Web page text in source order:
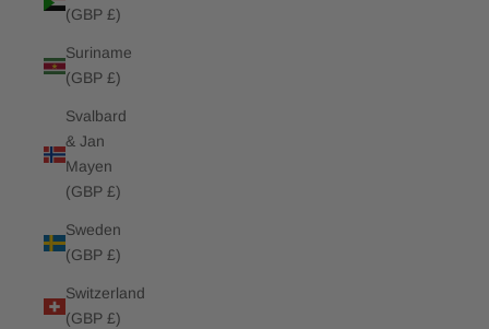
(GBP £)
Suriname
(GBP £)
Svalbard
& Jan
Mayen
(GBP £)
Sweden
(GBP £)
Switzerland
(GBP £)